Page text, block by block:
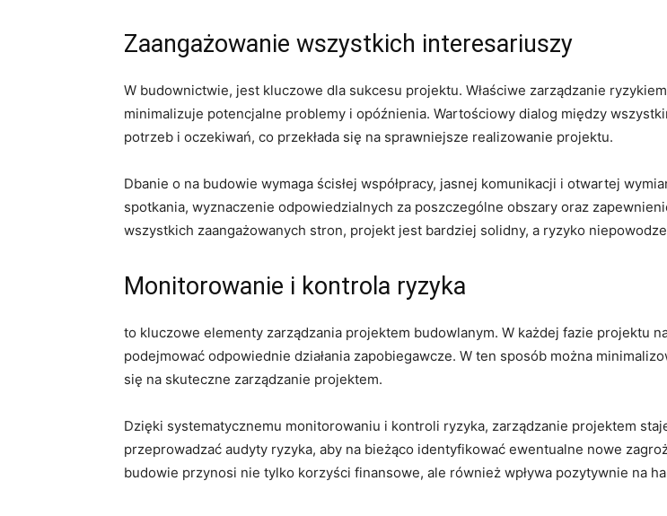
Zaangażowanie wszystkich interesariuszy
W budownictwie, jest kluczowe dla sukcesu projektu. Właściwe zarządzanie
minimalizuje⁤ potencjalne problemy i opóźnienia. Wartościowy dialog między
potrzeb⁤ i oczekiwań, ⁢co przekłada się⁤ na sprawniejsze realizowanie projektu.
Dbanie ⁣o na budowie wymaga ścisłej⁣ współpracy, jasnej komunikacji i otwartej
spotkania, wyznaczenie odpowiedzialnych za poszczególne ​obszary oraz
wszystkich zaangażowanych stron, projekt jest bardziej solidny, a ryzyko
Monitorowanie⁤ i‌ kontrola ryzyka
to kluczowe elementy zarządzania projektem budowlanym. W każdej fazie ​projektu
podejmować odpowiednie działania zapobiegawcze.‍ W ten sposób​ można
się na skuteczne zarządzanie projektem.
Dzięki systematycznemu monitorowaniu i kontroli⁢ ryzyka, zarządzanie projektem
przeprowadzać audyty ryzyka, aby na bieżąco‍ identyfikować ewentualne nowe
budowie‍ przynosi nie⁢ tylko korzyści finansowe, ‍ale również wpływa pozytywnie ‍na